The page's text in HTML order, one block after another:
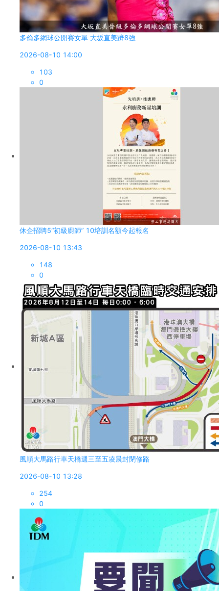
多倫多網球公開賽女單 大坂直美躋8強
2026-08-10 14:00
103
0
休企招聘5“初級廚師” 10培訓名額今起報名
2026-08-10 13:43
148
0
風順大馬路行車天橋週三至五凌晨封閉修路
2026-08-10 13:28
254
0